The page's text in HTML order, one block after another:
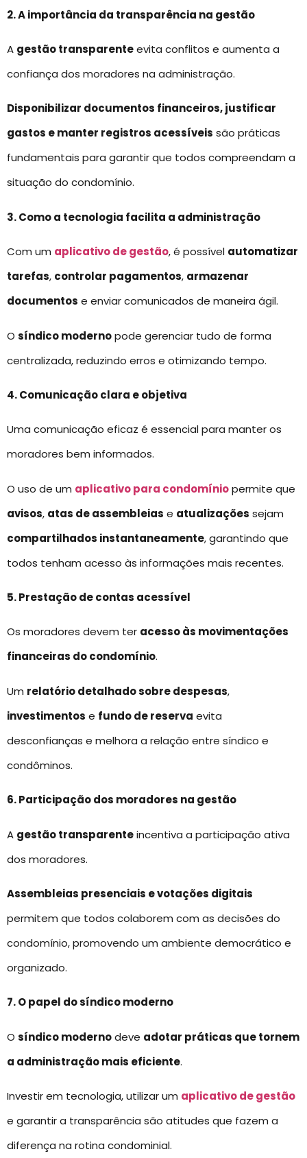
2. A importância da transparência na gestão
A gestão transparenteevita conflitos e aumenta a
confiança dos moradores na administração.
Disponibilizar documentos financeiros, justificar
gastos e manter registros acessíveis são práticas
fundamentais para garantir que todos compreendam a
situação do condomínio.
3. Como a tecnologia facilita a administração
Com um aplicativo de gestão, é possível automatizar
tarefas, controlar pagamentos, armazenar
documentos e enviar comunicados de maneira ágil.
O síndico modernopode gerenciar tudo de forma
centralizada, reduzindo erros e otimizando tempo.
4. Comunicação clara e objetiva
Uma comunicação eficaz é essencial para manter os
moradores bem informados.
O uso de um aplicativo para condomíniopermite que
avisos, atas de assembleias e atualizações sejam
compartilhados instantaneamente, garantindo que
todos tenham acesso às informações mais recentes.
5. Prestação de contas acessível
Os moradores devem ter acesso às movimentações
financeiras do condomínio.
Um relatório detalhado sobre despesas,
investimentos e fundo de reserva evita
desconfianças e melhora a relação entre síndico e
condôminos.
6. Participação dos moradores na gestão
A gestão transparenteincentiva a participação ativa
dos moradores.
Assembleias presenciais e votações digitais
permitem que todos colaborem com as decisões do
condomínio, promovendo um ambiente democrático e
organizado.
7. O papel do síndico moderno
O síndico modernodeve adotar práticas que tornem
a administração mais eficiente.
Investir em tecnologia, utilizar um aplicativo de gestão
e garantir a transparência são atitudes que fazem a
diferença na rotina condominial.